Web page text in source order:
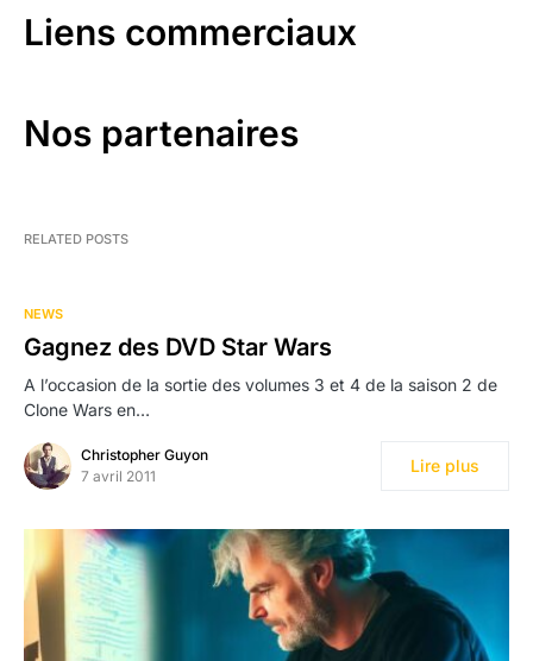
Liens commerciaux
Nos partenaires
RELATED POSTS
NEWS
Gagnez des DVD Star Wars
A l’occasion de la sortie des volumes 3 et 4 de la saison 2 de
Clone Wars en…
Christopher Guyon
7 avril 2011
Lire plus